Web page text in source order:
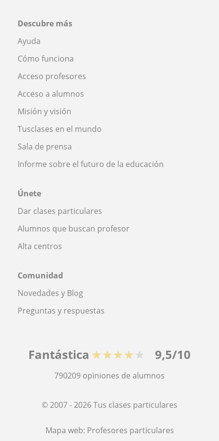
Descubre más
Ayuda
Cómo funciona
Acceso profesores
Acceso a alumnos
Misión y visión
Tusclases en el mundo
Sala de prensa
Informe sobre el futuro de la educación
Únete
Dar clases particulares
Alumnos que buscan profesor
Alta centros
Comunidad
Novedades y Blog
Preguntas y respuestas
Fantástica ★★★★★ 9,5/10
790209 opiniones de alumnos
© 2007 - 2026 Tus clases particulares
Mapa web: Profesores particulares